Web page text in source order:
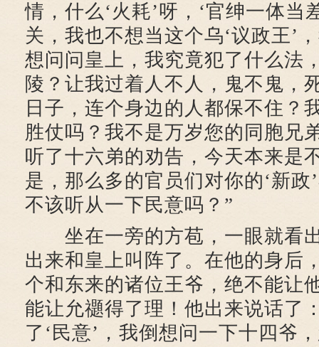
情，什么‘火耗’呀，‘官绅一体当
关，我也不想当这个乌‘议政王’
想问问皇上，我究竟犯了什么法
陵？让我过着人不人，鬼不鬼，
日子，连个身边的人都保不住？
胜仗吗？我不是万岁您的同胞兄
听了十六弟的劝告，今天本来是
是，那么多的官员们对你的‘新政
不该听从一下民意吗？”
坐在一旁的方苞，一眼就看
出来和皇上叫阵了。在他的身后
个和东来的诸位王爷，绝不能让
能让允禵得了理！他出来说话了
了‘民意’，我倒想问一下十四爷